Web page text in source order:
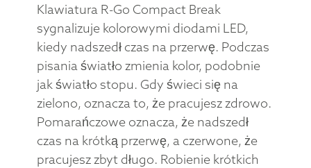
Klawiatura R-Go Compact Break
sygnalizuje kolorowymi diodami LED,
kiedy nadszedł czas na przerwę. Podczas
pisania światło zmienia kolor, podobnie
jak światło stopu. Gdy świeci się na
zielono, oznacza to, że pracujesz zdrowo.
Pomarańczowe oznacza, że nadszedł
czas na krótką przerwę, a czerwone, że
pracujesz zbyt długo. Robienie krótkich